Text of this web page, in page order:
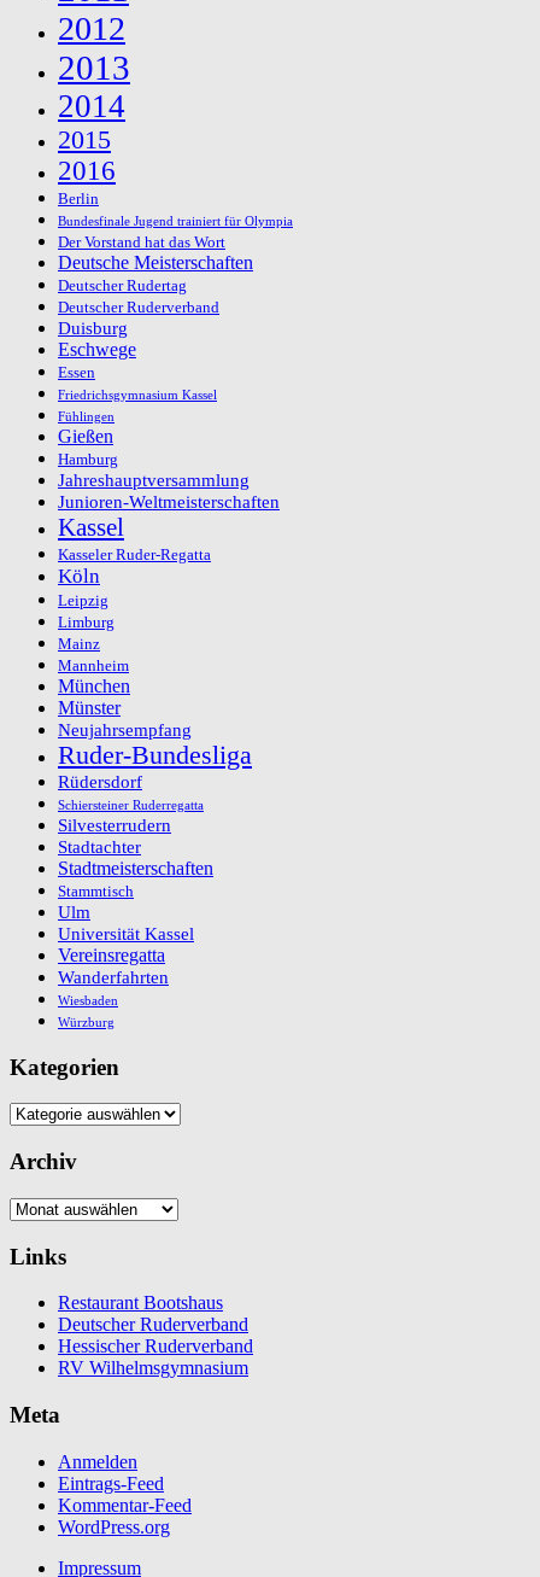
2012
2013
2014
2015
2016
Berlin
Bundesfinale Jugend trainiert für Olympia
Der Vorstand hat das Wort
Deutsche Meisterschaften
Deutscher Rudertag
Deutscher Ruderverband
Duisburg
Eschwege
Essen
Friedrichsgymnasium Kassel
Fühlingen
Gießen
Hamburg
Jahreshauptversammlung
Junioren-Weltmeisterschaften
Kassel
Kasseler Ruder-Regatta
Köln
Leipzig
Limburg
Mainz
Mannheim
München
Münster
Neujahrsempfang
Ruder-Bundesliga
Rüdersdorf
Schiersteiner Ruderregatta
Silvesterrudern
Stadtachter
Stadtmeisterschaften
Stammtisch
Ulm
Universität Kassel
Vereinsregatta
Wanderfahrten
Wiesbaden
Würzburg
Kategorien
Kategorien
Archiv
Archiv
Links
Restaurant Bootshaus
Deutscher Ruderverband
Hessischer Ruderverband
RV Wilhelmsgymnasium
Meta
Anmelden
Eintrags-Feed
Kommentar-Feed
WordPress.org
Impressum